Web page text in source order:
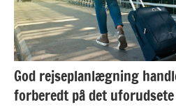
God rejseplanlægning
forberedt på det uforudsete